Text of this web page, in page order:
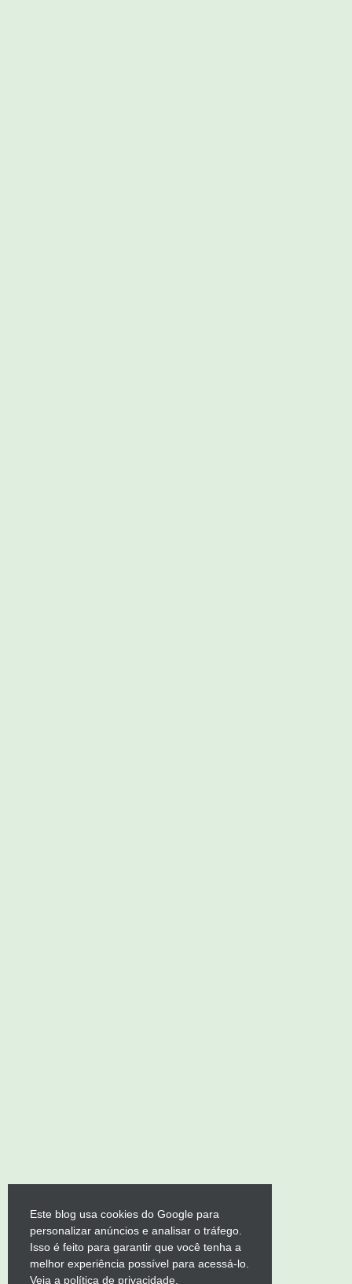
Este blog usa cookies do Google para
personalizar anúncios e analisar o tráfego.
Isso é feito para garantir que você tenha a
melhor experiência possível para acessá-lo.
Veja a política de privacidade.